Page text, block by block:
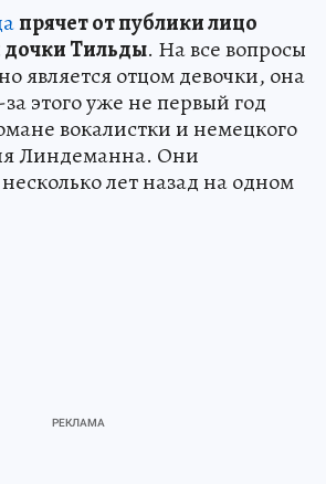
прячет от публики лицо
Тильды. На все вопросы
является отцом девочки, она
этого уже не первый год
вокалистки и немецкого
Линдеманна. Они
лет назад на одном